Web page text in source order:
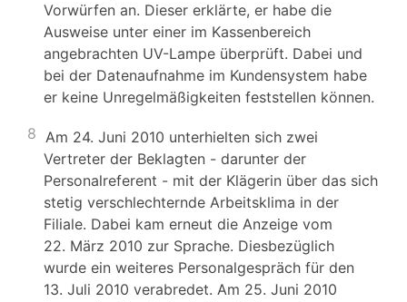
Vorwürfen an. Dieser erklärte, er habe die
Ausweise unter einer im Kassenbereich
angebrachten UV-Lampe überprüft. Dabei und
bei der Datenaufnahme im Kundensystem habe
er keine Unregelmäßigkeiten feststellen können.
8 Am 24. Juni 2010 unterhielten sich zwei
Vertreter der Beklagten - darunter der
Personalreferent - mit der Klägerin über das sich
stetig verschlechternde Arbeitsklima in der
Filiale. Dabei kam erneut die Anzeige vom
22. März 2010 zur Sprache. Diesbezüglich
wurde ein weiteres Personalgespräch für den
13. Juli 2010 verabredet. Am 25. Juni 2010